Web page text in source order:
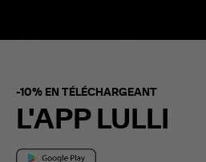
-10% EN TÉLÉCHARGEANT
L'APP LULLI